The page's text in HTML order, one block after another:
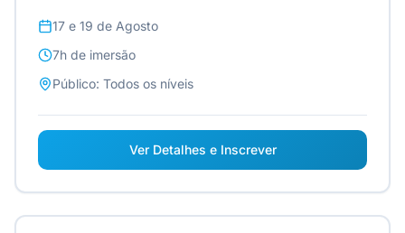
17 e 19 de Agosto
7h de imersão
Público: Todos os níveis
Ver Detalhes e Inscrever